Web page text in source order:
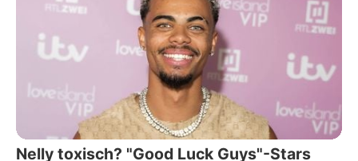
Nelly toxisch? "Good Luck Guys"-Stars